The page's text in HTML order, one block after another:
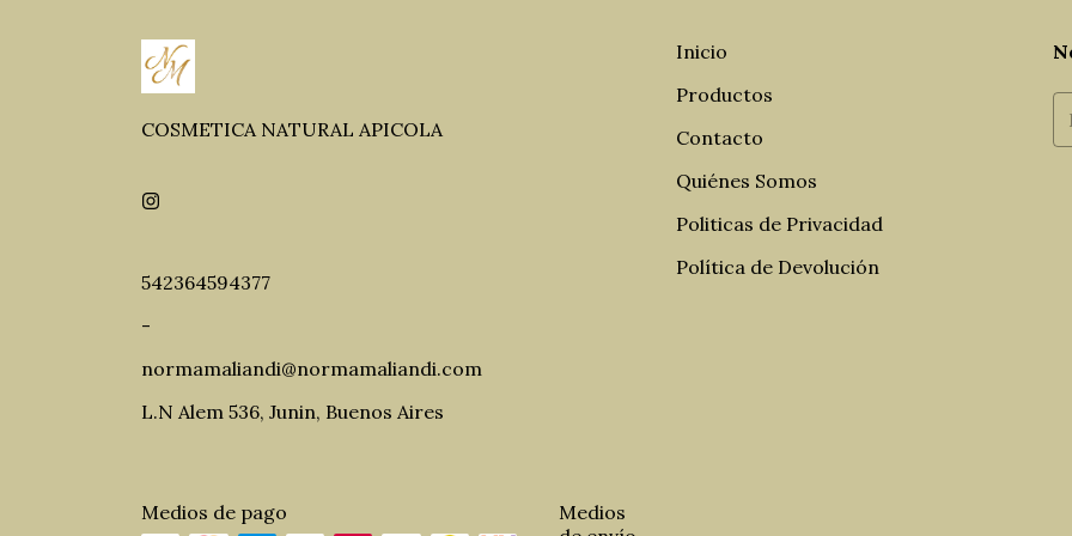
COSMETICA NATURAL APICOLA
542364594377
-
normamaliandi@normamaliandi.com
L.N Alem 536, Junin, Buenos Aires
Inicio
Productos
Contacto
Quiénes Somos
Politicas de Privacidad
Política de Devolución
Medios de pago
Medios